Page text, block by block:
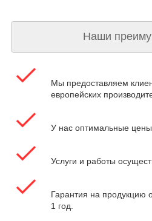
Наши
Мы предоставляем
европейских
У нас оптимальные
Услуги и работы
Гарантия на продукцию
1 год.